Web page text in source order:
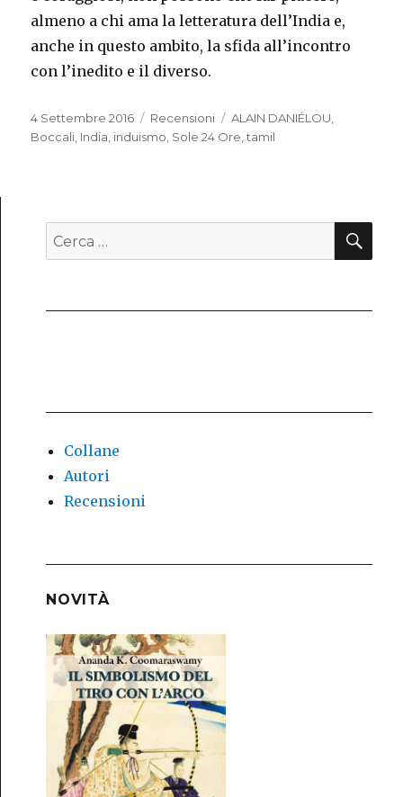
almeno a chi ama la letteratura dell’India e,
anche in questo ambito, la sfida all’incontro
con l’inedito e il diverso.
Pubblicato
il
4 Settembre 2016 Categorie
Recensioni Tag
ALAIN DANIÉLOU
Boccali India induismo Sole 24 Ore ,tamil
Cerca:
Collane
Autori
Recensioni
NOVITÀ